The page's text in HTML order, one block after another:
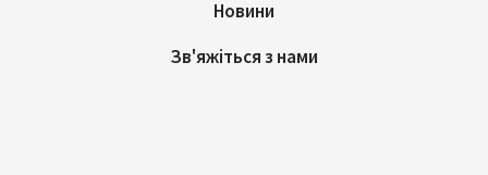
Новини
Зв'яжіться з нами